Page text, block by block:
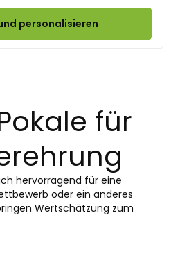
personalisieren
für
hervorragend für eine
oder ein anderes
Wertschätzung zum